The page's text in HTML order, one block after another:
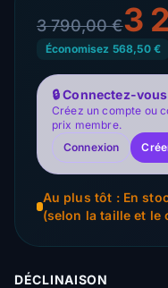
3 790,00 €3
Économisez 568,50 €
🔒 Connectez-
Créez un compte ou
prix membre.
Connexion
Au plus tôt : En
(selon la taille et le
DÉCLINAISON